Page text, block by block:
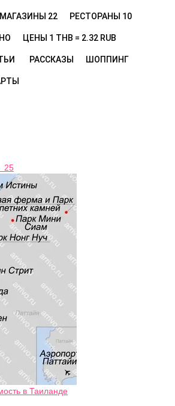
МАГАЗИНЫ 22 РЕСТОРАНЫ 10
ЦЕНЫ 1 THB = 2.32 RUB
РАССКАЗЫ ШОППИНГ
25